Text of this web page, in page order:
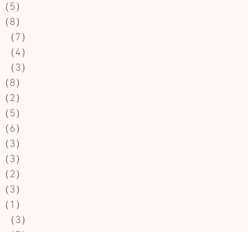
（5）
（8）
（7）
（4）
（3）
（8）
（2）
（5）
（6）
（3）
（3）
（2）
（3）
（1）
（3）